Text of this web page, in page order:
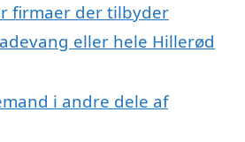
firmaer der tilbyder
eller hele Hillerød
i andre dele af